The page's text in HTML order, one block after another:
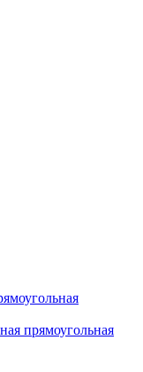
прямоугольная